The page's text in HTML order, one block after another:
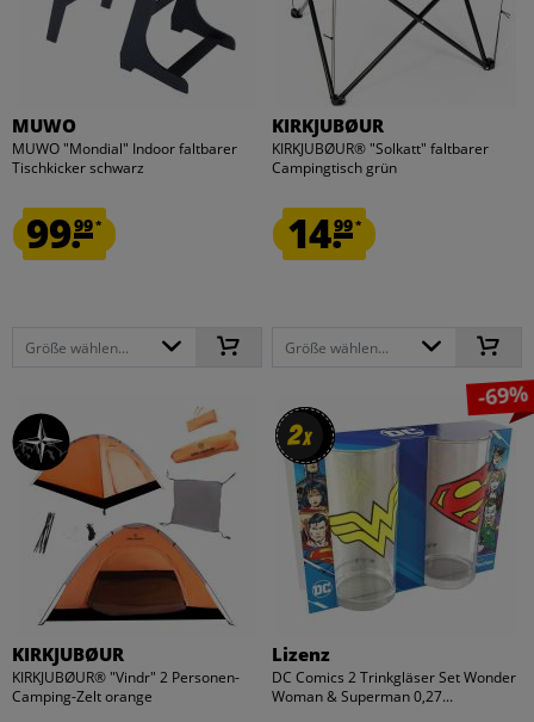
MUWO
MUWO "Mondial" Indoor faltbarer
Tischkicker schwarz
99.99*
Größe wählen...
KIRKJUBØUR
KIRKJUBØUR® "Solkatt" faltbarer
Campingtisch grün
14.99*
Größe wählen...
KIRKJUBØUR
KIRKJUBØUR® "Vindr" 2 Personen-
Camping-Zelt orange
2x
2x
-69%
Lizenz
DC Comics 2 Trinkgläser Set Wonder
Woman & Superman 0,27...